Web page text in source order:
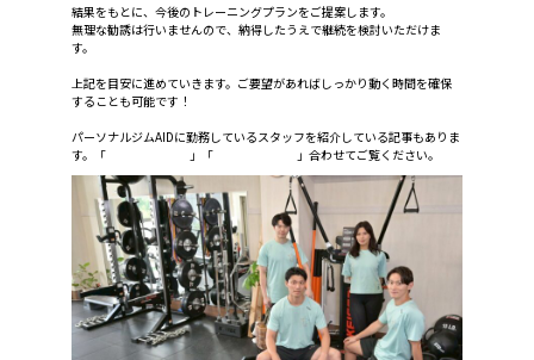
結果をもとに、今後のトレーニングプランをご提案します。
無理な勧誘は行いませんので、納得したうえで継続を検討いただけま
す。
上記を目安に進めていきます。ご要望があればしっかり動く時間を確保
することも可能です！
パーソナルジムAIDに勤務しているスタッフを紹介している記事もありま
す。「
」「 」合わせてご覧ください。